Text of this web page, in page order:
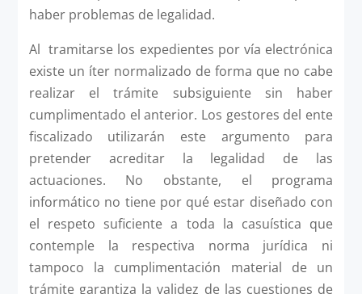
haber problemas de legalidad.
Al tramitarse los expedientes por vía electrónica
existe un íter normalizado de forma que no cabe
realizar el trámite subsiguiente sin haber
cumplimentado el anterior. Los gestores del ente
fiscalizado utilizarán este argumento para
pretender acreditar la legalidad de las
actuaciones. No obstante, el programa
informático no tiene por qué estar diseñado con
el respeto suficiente a toda la casuística que
contemple la respectiva norma jurídica ni
tampoco la cumplimentación material de un
trámite garantiza la validez de las cuestiones de